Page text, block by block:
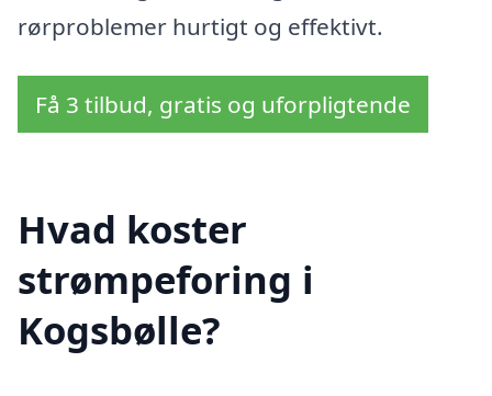
rørproblemer hurtigt og effektivt.
Få 3 tilbud, gratis og uforpligtende
Hvad koster
strømpeforing i
Kogsbølle?